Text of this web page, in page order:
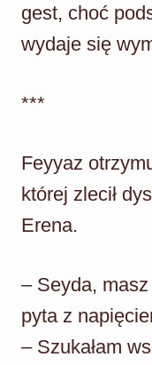
gest, choć
wydaje się
***
Feyyaz
której zlecił
Erena.
– Seyda,
pyta z
– Szukałam